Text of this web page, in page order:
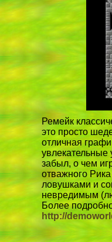
Ремейк
это просто
отличная
увлекательные
забыл, о чем
отважного
ловушками и
невредимым
Более
http://